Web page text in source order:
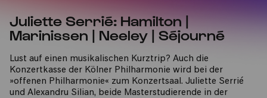
Juliette Serrié: Hamilton |
Marinissen | Neeley | Séjourné
Lust auf einen musikalischen Kurztrip? Auch die
Konzertkasse der Kölner Philharmonie wird bei der
»offenen Philharmonie« zum Konzertsaal. Juliette Serrié
und Alexandru Silian, beide Masterstudierende in der